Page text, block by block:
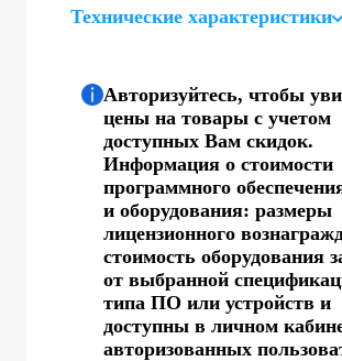
Технические характеристики
Авторизуйтесь, чтобы
цены на товары с учетом
доступных Вам скидок.
Информация о стоимости
программного
и оборудования: размеры
лицензионного
стоимость оборудования
от выбранной
типа ПО или устройств и
доступны в личном
авторизованных